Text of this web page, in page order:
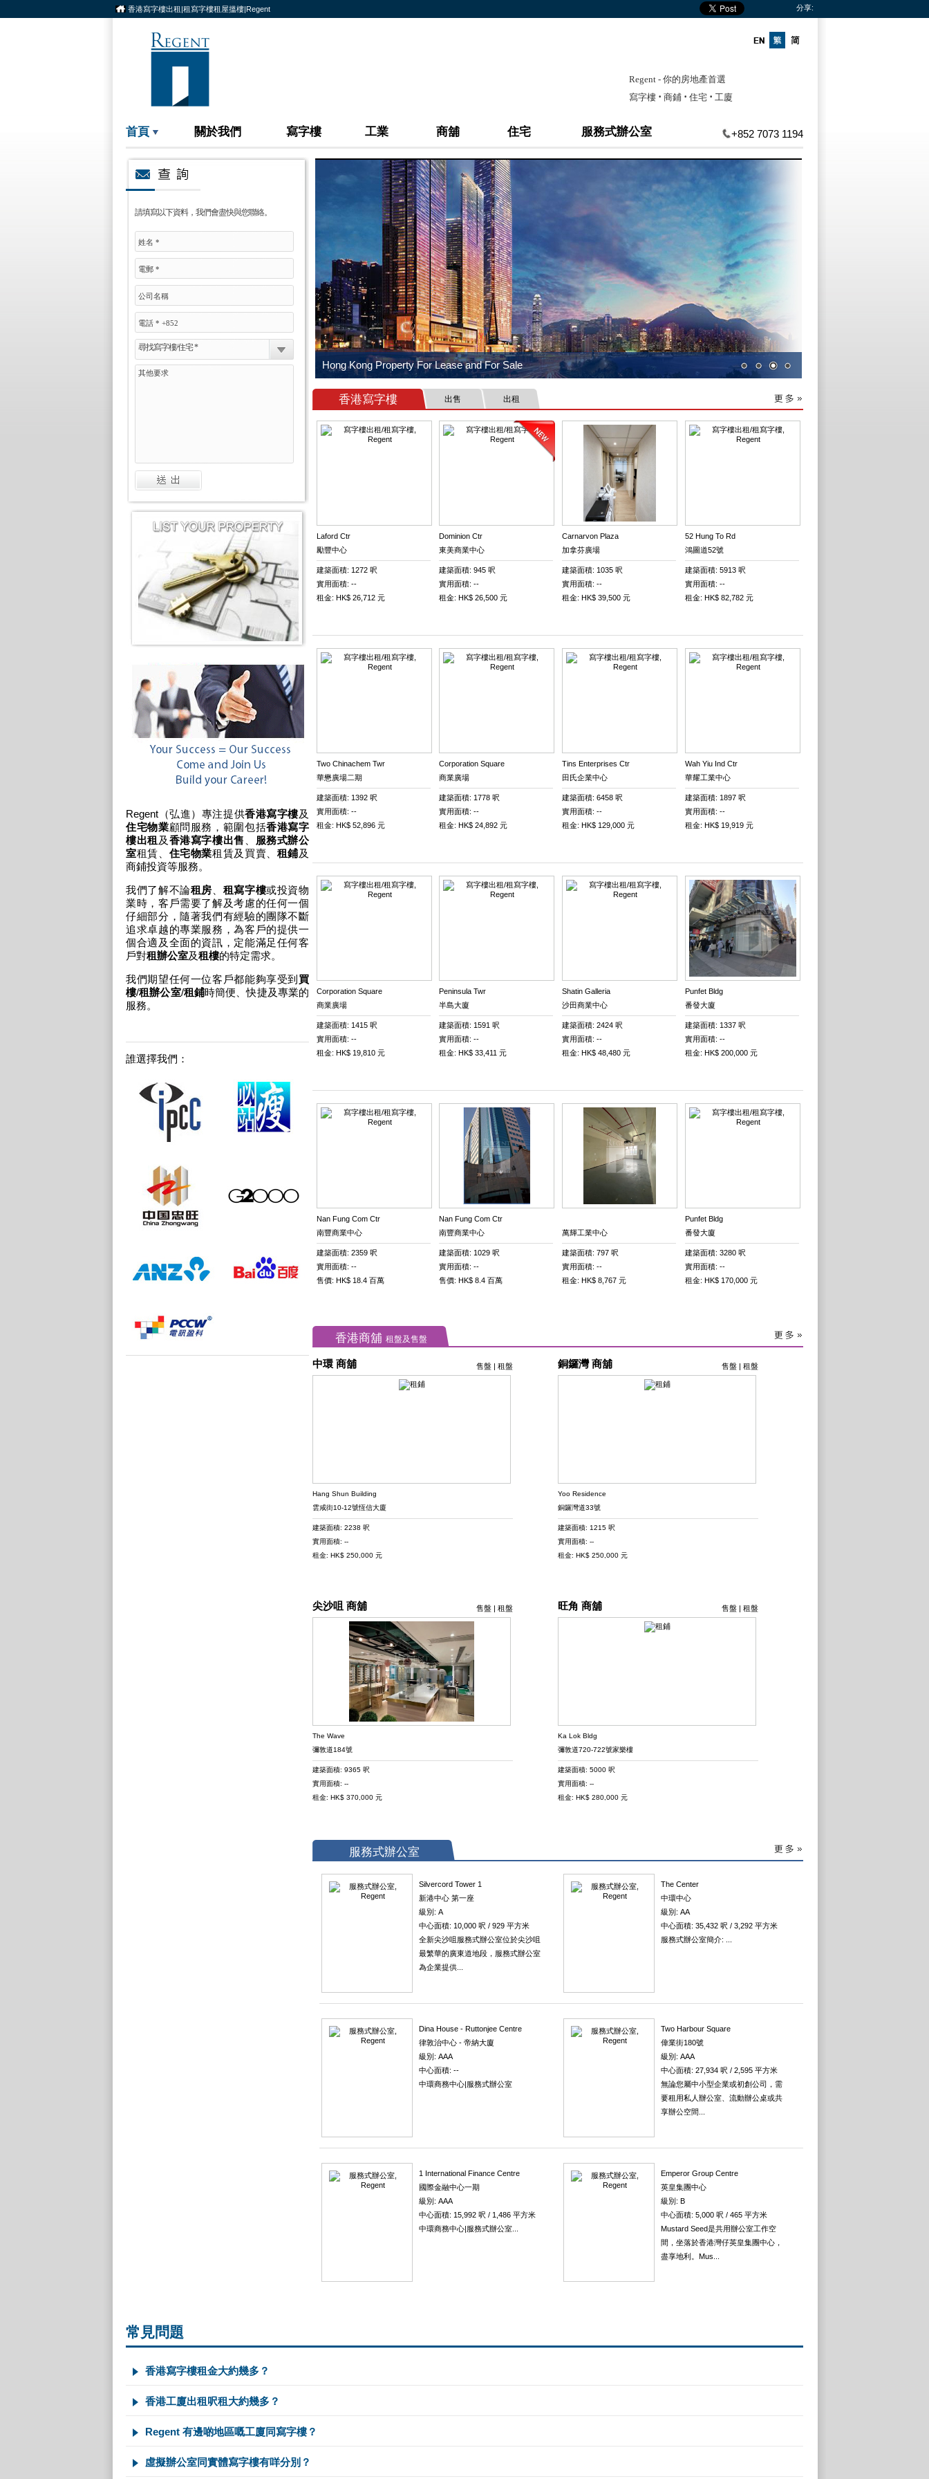
香港寫字樓出租|租寫字樓租屋搵樓|Regent 分享:
Regent - 你的房地產首選
寫字樓 ‧ 商鋪 ‧ 住宅 ‧ 工廈
首頁 關於我們 寫字樓 工業 商舖 住宅 服務式辦公室 +852 7073 1194
請填寫以下資料，我們會盡快與您聯絡。
尋找寫字樓/住宅 *
Regent（弘進）專注提供香港寫字樓及
住宅物業顧問服務，範圍包括香港寫字
樓出租 及 香港寫字樓出售
服務式辦公
室租賃、 住宅物業租賃及買賣、 租鋪及
商鋪投資等服務。
我們了解不論租房 租寫字樓或投資物
業時，客戶需要了解及考慮的任何一個
仔細部分，隨著我們有經驗的團隊不斷
追求卓越的專業服務，為客戶的提供一
個合適及全面的資訊，定能滿足任何客
戶對租辦公室及租樓的特定需求。
我們期望任何一位客戶都能夠享受到 買
樓/租辦公室/租鋪時簡便、快捷及專業的
服務。
誰選擇我們：
香港寫字樓 出售 出租
Laford Ctr
勵豐中心
建築面積: 1272 呎
實用面積: --
租金: HK$ 26,712 元
Dominion Ctr
東美商業中心
建築面積: 945 呎
實用面積: --
租金: HK$ 26,500 元
Carnarvon Plaza
加拿芬廣場
建築面積: 1035 呎
實用面積: --
租金: HK$ 39,500 元
52 Hung To Rd
鴻圖道52號
建築面積: 5913 呎
實用面積: --
租金: HK$ 82,782 元
Two Chinachem Twr
華懋廣場二期
建築面積: 1392 呎
實用面積: --
租金: HK$ 52,896 元
Corporation Square
商業廣場
建築面積: 1778 呎
實用面積: --
租金: HK$ 24,892 元
Tins Enterprises Ctr
田氏企業中心
建築面積: 6458 呎
實用面積: --
租金: HK$ 129,000 元
Wah Yiu Ind Ctr
華耀工業中心
建築面積: 1897 呎
實用面積: --
租金: HK$ 19,919 元
Corporation Square
商業廣場
建築面積: 1415 呎
實用面積: --
租金: HK$ 19,810 元
Peninsula Twr
半島大廈
建築面積: 1591 呎
實用面積: --
租金: HK$ 33,411 元
Shatin Galleria
沙田商業中心
建築面積: 2424 呎
實用面積: --
租金: HK$ 48,480 元
Punfet Bldg
番發大廈
建築面積: 1337 呎
實用面積: --
租金: HK$ 200,000 元
Nan Fung Com Ctr
南豐商業中心
建築面積: 2359 呎
實用面積: --
售價: HK$ 18.4 百萬
Nan Fung Com Ctr
南豐商業中心
建築面積: 1029 呎
實用面積: --
售價: HK$ 8.4 百萬
萬輝工業中心
建築面積: 797 呎
實用面積: --
租金: HK$ 8,767 元
Punfet Bldg
番發大廈
建築面積: 3280 呎
實用面積: --
租金: HK$ 170,000 元
香港商舖 租盤及售盤
中環 商舖 售盤 | 租盤
Hang Shun Building
雲咸街10-12號恆信大廈
建築面積: 2238 呎
實用面積: --
租金: HK$ 250,000 元
銅鑼灣 商舖 售盤 | 租盤
Yoo Residence
銅鑼灣道33號
建築面積: 1215 呎
實用面積: --
租金: HK$ 250,000 元
尖沙咀 商舖 售盤 | 租盤
The Wave
彌敦道184號
建築面積: 9365 呎
實用面積: --
租金: HK$ 370,000 元
旺角 商舖 售盤 | 租盤
Ka Lok Bldg
彌敦道720-722號家樂樓
建築面積: 5000 呎
實用面積: --
租金: HK$ 280,000 元
服務式辦公室
Silvercord Tower 1
新港中心 第一座
級別: A
中心面積: 10,000 呎 / 929 平方米
全新尖沙咀服務式辦公室位於尖沙咀
最繁華的廣東道地段，服務式辦公室
為企業提供...
The Center
中環中心
級別: AA
中心面積: 35,432 呎 / 3,292 平方米
服務式辦公室簡介: ...
Dina House - Ruttonjee Centre
律敦治中心 - 帝納大廈
級別: AAA
中心面積: --
中環商務中心|服務式辦公室
Two Harbour Square
偉業街180號
級別: AAA
中心面積: 27,934 呎 / 2,595 平方米
無論您屬中小型企業或初創公司，需
要租用私人辦公室、流動辦公桌或共
享辦公空間...
1 International Finance Centre
國際金融中心一期
級別: AAA
中心面積: 15,992 呎 / 1,486 平方米
中環商務中心|服務式辦公室...
Emperor Group Centre
英皇集團中心
級別: B
中心面積: 5,000 呎 / 465 平方米
Mustard Seed是共用辦公室工作空
間，坐落於香港灣仔英皇集團中心，
盡享地利。Mus...
常見問題
香港寫字樓租金大約幾多？
香港工廈出租呎租大約幾多？
Regent 有邊啲地區嘅工廈同寫字樓？
虛擬辦公室同實體寫字樓有咩分別？